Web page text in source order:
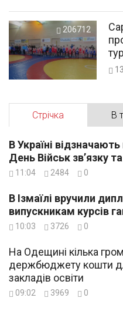
206712
Стрічка В
В Україні
День Військ зв’язку
11:04 2484 0
В Ізмаїлі вручили
випускникам курсів
10:03 3726 0
На Одещині кілька
держбюджету кошти
закладів освіти
09:02 3969 0